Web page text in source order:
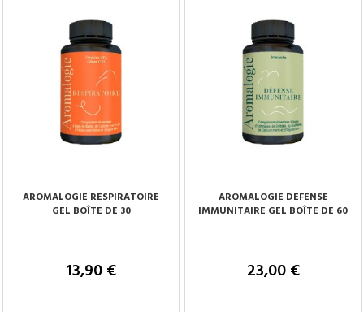
AROMALOGIE RESPIRATOIRE
GEL BOÎTE DE 30
13,90 €
AROMALOGIE DEFENSE
IMMUNITAIRE GEL BOÎTE DE 60
23,00 €